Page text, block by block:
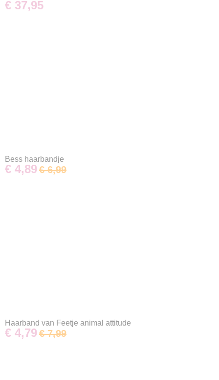
€ 37,95
Bess haarbandje
€ 4,89 € 6,99
Haarband van Feetje animal attitude
€ 4,79 € 7,99